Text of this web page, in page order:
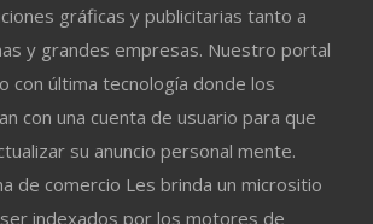
gráficas y publicitarias tanto a
y grandes empresas. Nuestro portal
con última tecnología donde los
con una cuenta de usuario para que
su anuncio personal mente.
de comercio Les brinda un micrositio
indexados por los motores de